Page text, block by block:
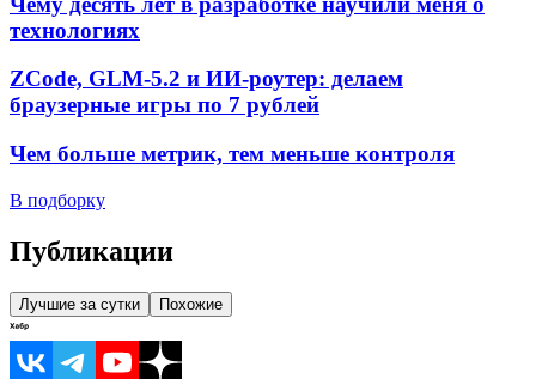
технологиях
ZCode, GLM-5.2 и ИИ-роутер: делаем
браузерные игры по 7 рублей
Чем больше метрик, тем меньше контроля
В подборку
Публикации
Лучшие за сутки Похожие